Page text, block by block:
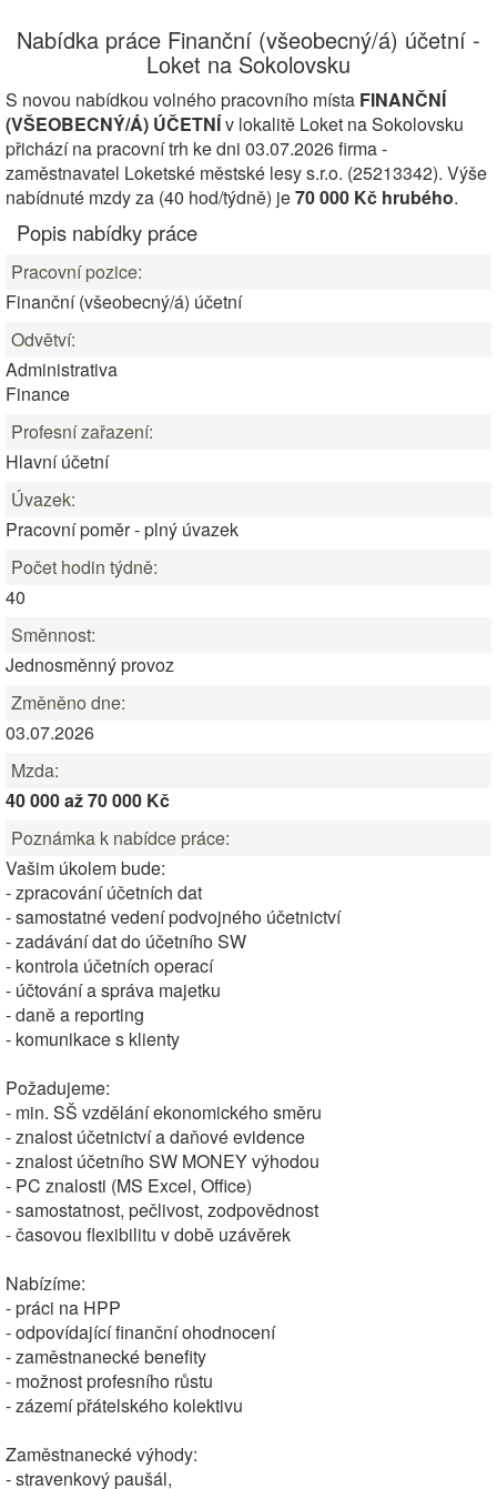
Nabídka práce Finanční (všeobecný/á) účetní -
Loket na Sokolovsku
S novou nabídkou volného pracovního místa FINANČNÍ
(VŠEOBECNÝ/Á) ÚČETNÍv lokalitě Loket na Sokolovsku
přichází na pracovní trh ke dni 03.07.2026 firma -
zaměstnavatel Loketské městské lesy s.r.o. (25213342). Výše
nabídnuté mzdy za (40 hod/týdně) je70 000 Kč hrubého.
Popis nabídky práce
Pracovní pozice:
Finanční (všeobecný/á) účetní
Odvětví:
Administrativa
Finance
Profesní zařazení:
Hlavní účetní
Úvazek:
Pracovní poměr - plný úvazek
Počet hodin týdně:
40
Směnnost:
Jednosměnný provoz
Změněno dne:
03.07.2026
Mzda:
40 000 až 70 000 Kč
Poznámka k nabídce práce:
Vašim úkolem bude:
- zpracování účetních dat
- samostatné vedení podvojného účetnictví
- zadávání dat do účetního SW
- kontrola účetních operací
- účtování a správa majetku
- daně a reporting
- komunikace s klienty
Požadujeme:
- min. SŠ vzdělání ekonomického směru
- znalost účetnictví a daňové evidence
- znalost účetního SW MONEY výhodou
- PC znalosti (MS Excel, Office)
- samostatnost, pečlivost, zodpovědnost
- časovou flexibilitu v době uzávěrek
Nabízíme:
- práci na HPP
- odpovídající finanční ohodnocení
- zaměstnanecké benefity
- možnost profesního růstu
- zázemí přátelského kolektivu
Zaměstnanecké výhody:
- stravenkový paušál,